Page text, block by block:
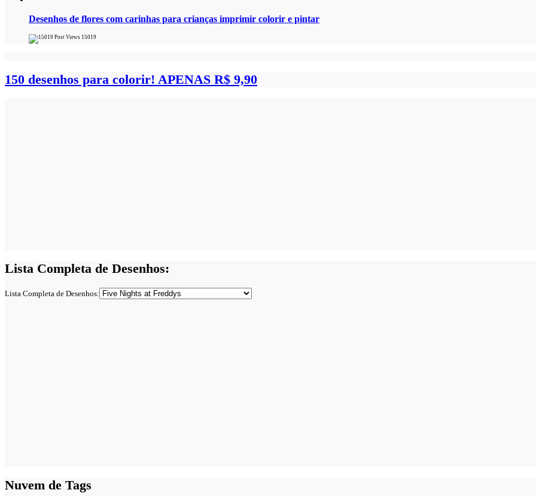
Desenhos de flores com carinhas para crianças imprimir colorir e pintar
15019
150 desenhos para colorir! APENAS R$ 9,90
Lista Completa de Desenhos:
Lista Completa de Desenhos:
Nuvem de Tags